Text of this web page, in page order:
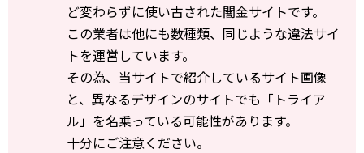
ど変わらずに使い古された闇金サイトです。
この業者は他にも数種類、同じような違法サイ
トを運営しています。
その為、当サイトで紹介しているサイト画像
と、異なるデザインのサイトでも「トライア
ル」を名乗っている可能性があります。
十分にご注意ください。